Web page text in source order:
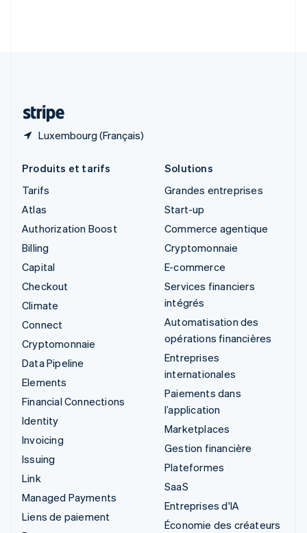
Luxembourg (Français)
Produits et tarifs
Tarifs
Atlas
Authorization Boost
Billing
Capital
Checkout
Climate
Connect
Cryptomonnaie
Data Pipeline
Elements
Financial Connections
Identity
Invoicing
Issuing
Link
Managed Payments
Liens de paiement
Solutions
Grandes entreprises
Start-up
Commerce agentique
Cryptomonnaie
E-commerce
Services financiers
intégrés
Automatisation des
opérations financières
Entreprises
internationales
Paiements dans
l’application
Marketplaces
Gestion financière
Plateformes
SaaS
Entreprises d'IA
Économie des créateurs